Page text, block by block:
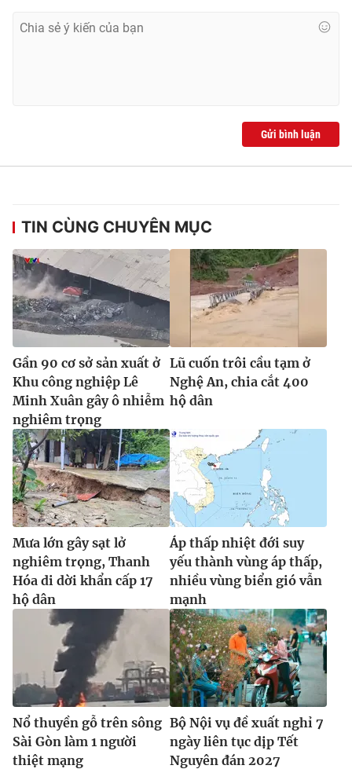
Gửi bình luận
TIN CÙNG CHUYÊN MỤC
Gần 90 cơ sở sản xuất ở
Khu công nghiệp Lê
Minh Xuân gây ô nhiễm
nghiêm trọng
Lũ cuốn trôi cầu tạm ở
Nghệ An, chia cắt 400
hộ dân
Mưa lớn gây sạt lở
nghiêm trọng, Thanh
Hóa di dời khẩn cấp 17
hộ dân
Áp thấp nhiệt đới suy
yếu thành vùng áp thấp,
nhiều vùng biển gió vẫn
mạnh
Nổ thuyền gỗ trên sông
Sài Gòn làm 1 người
thiệt mạng
Bộ Nội vụ đề xuất nghỉ 7
ngày liên tục dịp Tết
Nguyên đán 2027